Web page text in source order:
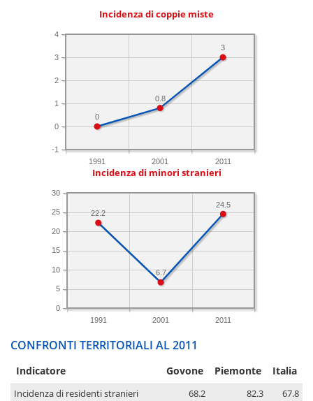
Incidenza di coppie miste
1991 2001 2011
-1
0
1
2
3
4
3
0.8
0
Incidenza di minori stranieri
1991 2001 2011
0
5
10
15
20
25
30
24.5
6.7
22.2
CONFRONTI TERRITORIALI AL 2011
Indicatore Govone Piemonte Italia
Incidenza di residenti stranieri 68.2 82.3
67.8